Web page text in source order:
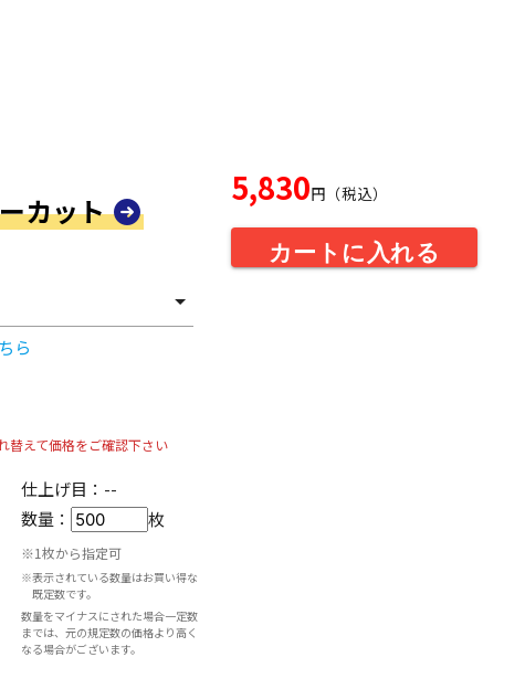
カット
ら
替えて価格をご確認下さい
仕上げ目： --
数量：
枚
※1枚から指定可
※表示されている数量はお買い得な
既定数です。
数量をマイナスにされた場合一定数
までは、元の規定数の価格より高く
なる場合がございます。
5,830円（税込）
カートに入れる